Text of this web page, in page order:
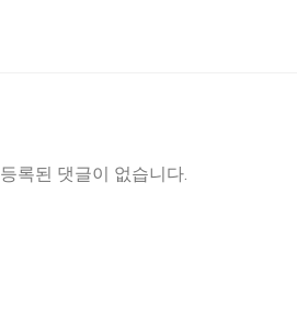
등록된 댓글이 없습니다.